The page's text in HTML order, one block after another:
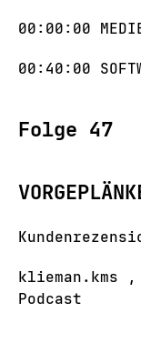
00:00:00
00:40:00
Folge 47
klieman.kms
Podcast